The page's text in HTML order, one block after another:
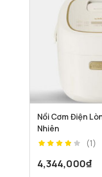
Nồi Cơm Điện
Nhiên
(1)
4,344,000₫